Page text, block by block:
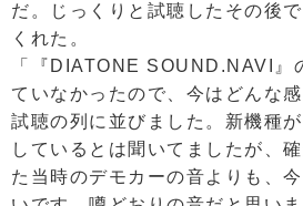
だ。じっくりと試聴したその後
くれた。
「『DIATONE SOUND.NAVI』
ていなかったので、今はどんな
試聴の列に並びました。新機種
しているとは聞いてましたが、
た当時のデモカーの音よりも、